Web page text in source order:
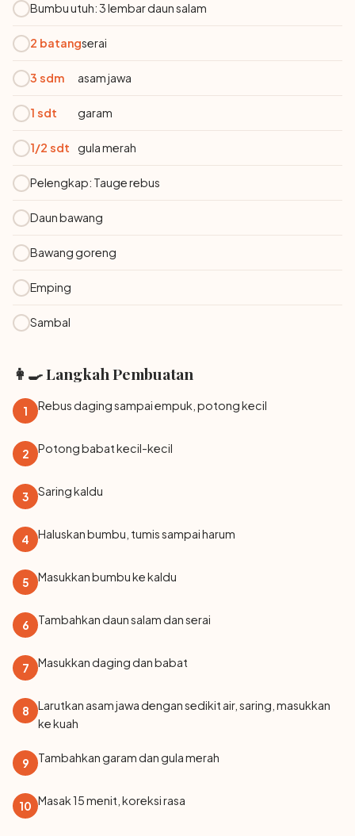
Bumbu utuh: 3 lembar daun salam
2 batangserai
3 sdm asam jawa
1 sdt garam
1/2 sdt gula merah
Pelengkap: Tauge rebus
Daun bawang
Bawang goreng
Emping
Sambal
👩‍🍳 Langkah Pembuatan
1 Rebus daging sampai empuk, potong kecil
2 Potong babat kecil-kecil
3 Saring kaldu
4 Haluskan bumbu, tumis sampai harum
5 Masukkan bumbu ke kaldu
6 Tambahkan daun salam dan serai
7 Masukkan daging dan babat
8
Larutkan asam jawa dengan sedikit air, saring, masukkan
ke kuah
9 Tambahkan garam dan gula merah
10 Masak 15 menit, koreksi rasa